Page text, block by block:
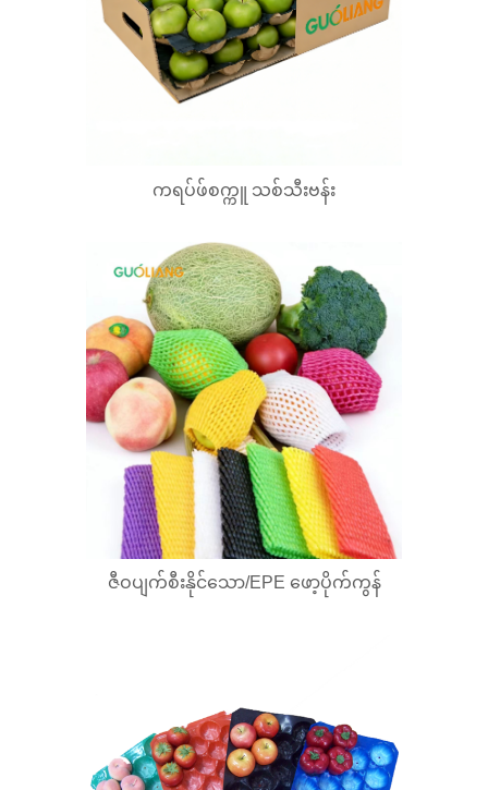
ကရပ်ဖ်စက္ကူ သစ်သီးဗန်း
ဇီဝပျက်စီးနိုင်သော/EPE ဖော့ပိုက်ကွန်